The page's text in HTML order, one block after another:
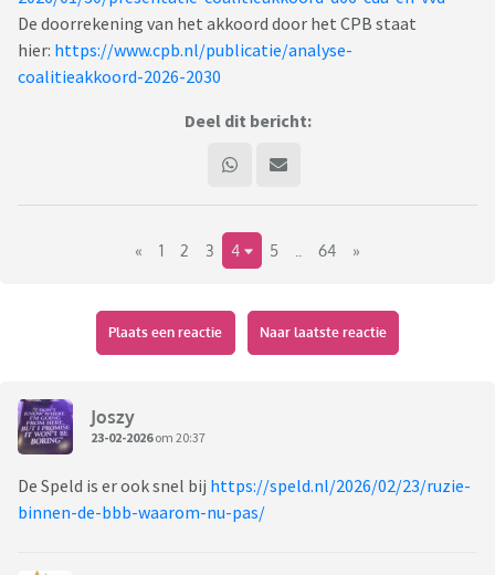
De doorrekening van het akkoord door het CPB staat
hier: https://www.cpb.nl/publicatie/analyse-
coalitieakkoord-2026-2030
Deel dit bericht:
« 1 2 3 4 5 64 »
Plaats een reactie Naar laatste reactie
Joszy
23-02-2026om 20:37
De Speld is er ook snel bij https://speld.nl/2026/02/23/ruzie-
binnen-de-bbb-waarom-nu-pas/